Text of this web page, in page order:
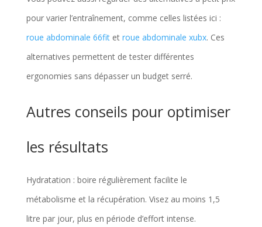
pour varier l’entraînement, comme celles listées ici :
roue abdominale 66fitet roue abdominale xubx. Ces
alternatives permettent de tester différentes
ergonomies sans dépasser un budget serré.
Autres conseils pour optimiser
les résultats
Hydratation : boire régulièrement facilite le
métabolisme et la récupération. Visez au moins 1,5
litre par jour, plus en période d’effort intense.